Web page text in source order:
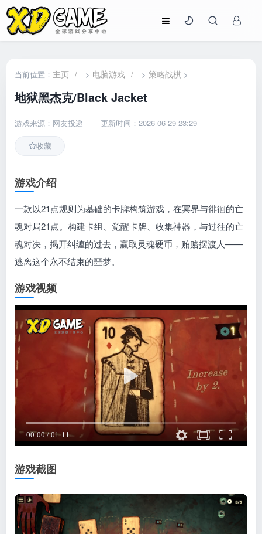
当前位置： 主页 / > 电脑游戏 / >策略战棋 >
地狱黑杰克/Black Jacket
游戏来源：网友投递 更新时间：2026-06-29 23:29
收藏
游戏介绍
一款以21点规则为基础的卡牌构筑游戏，在冥界与徘徊的亡
魂对局21点。构建卡组、觉醒卡牌、收集神器，与过往的亡
魂对决，揭开纠缠的过去，赢取灵魂硬币，贿赂摆渡人——
逃离这个永不结束的噩梦。
游戏视频
游戏截图